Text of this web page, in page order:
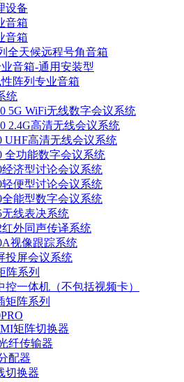
设备
音箱
音箱
全天候远程号角音箱
音箱-通用安装型
阵列专业音箱
统
5G WiFi无线数字会议系统
2.4G高清无线会议系统
UHF高清无线会议系统
全功能数字会议系统
经济型讨论会议系统
轻便型讨论会议系统
全能型数字会议系统
无线表决系统
红外同声传译系统
视像跟踪系统
投屏会议系统
阵系列
控一体机（不包括视频卡）
矩阵系列
矩阵切换器
纤传输器
配器
切换器